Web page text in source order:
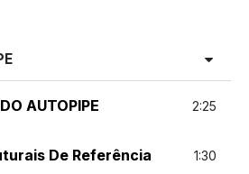
AUTOPIPE 2:25
De Referência 1:30